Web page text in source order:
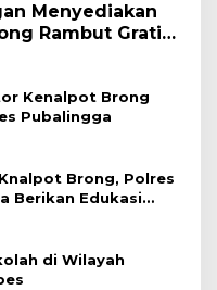
Menyediakan
Rambut Gratis
Kenalpot Brong
Pubalingga
Brong, Polres
Berikan Edukasi
di Wilayah